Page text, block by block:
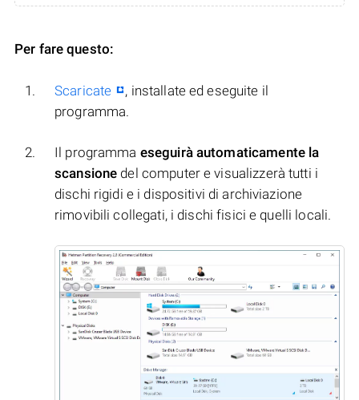
Per fare questo:
Scaricate
, installate ed eseguite il
programma.
Il programma eseguirà automaticamente la
scansione del computer e visualizzerà tutti i
dischi rigidi e i dispositivi di archiviazione
rimovibili collegati, i dischi fisici e quelli locali.